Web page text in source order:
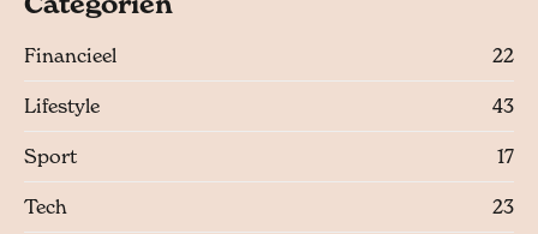
Financieel 22
Lifestyle 43
Sport 17
Tech 23